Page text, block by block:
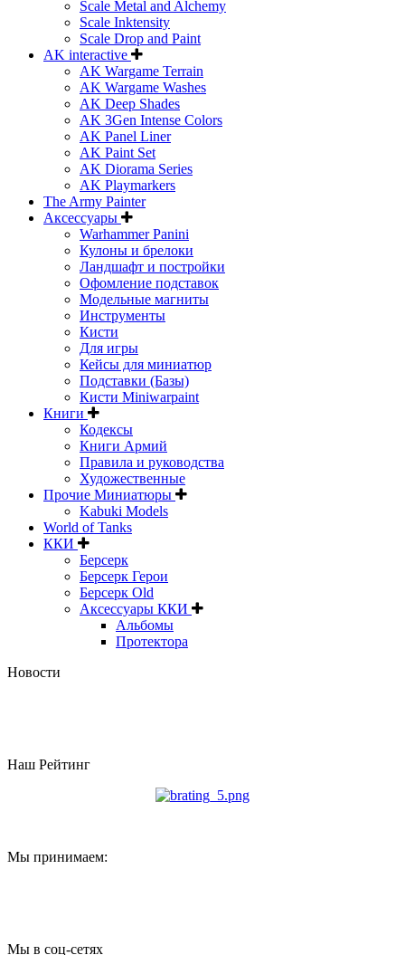
Scale Metal and Alchemy
Scale Inktensity
Scale Drop and Paint
AK interactive
AK Wargame Terrain
AK Wargame Washes
AK Deep Shades
AK 3Gen Intense Colors
AK Panel Liner
AK Paint Set
AK Diorama Series
AK Playmarkers
The Army Painter
Аксессуары
Warhammer Panini
Кулоны и брелоки
Ландшафт и постройки
Офомление подставок
Модельные магниты
Инструменты
Кисти
Для игры
Кейсы для миниатюр
Подставки (Базы)
Кисти Miniwarpaint
Книги
Кодексы
Книги Армий
Правила и руководства
Художественные
Прочие Миниатюры
Kabuki Models
World of Tanks
ККИ
Берсерк
Берсерк Герои
Берсерк Old
Аксессуары ККИ
Альбомы
Протектора
Новости
Наш Рейтинг
Мы принимаем:
Мы в соц-сетях